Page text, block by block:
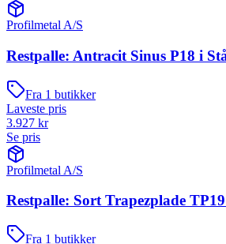
Profilmetal A/S
Restpalle: Antracit Sinus P18 i
Fra 1 butikker
Laveste pris
3.927 kr
Se pris
Profilmetal A/S
Restpalle: Sort Trapezplade
Fra 1 butikker